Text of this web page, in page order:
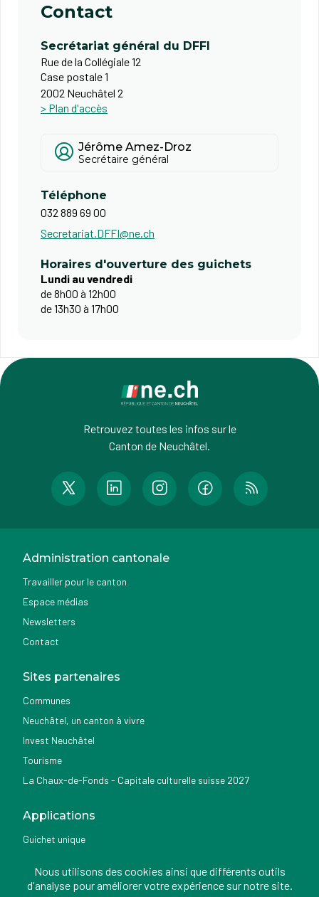
Contact
Secrétariat général du DFFI
Rue de la Collégiale 12
Case postale 1
2002 Neuchâtel 2
> Plan d'accès
Jérôme Amez-Droz
Secrétaire général
Téléphone
032 889 69 00
Secretariat.DFFI@ne.ch
Horaires d'ouverture des guichets
Lundi au vendredi
de 8h00 à 12h00
de 13h30 à 17h00
Retrouvez toutes les infos sur le
Canton de Neuchâtel.
Administration cantonale
Travailler pour le canton
Espace médias
Newsletters
Contact
Sites partenaires
Communes
Neuchâtel, un canton à vivre
Invest Neuchâtel
Tourisme
La Chaux-de-Fonds - Capitale culturelle suisse 2027
Applications
Guichet unique
Nemo news
Nous utilisons des cookies ainsi que différents outils
d'analyse pour améliorer votre expérience sur notre site.